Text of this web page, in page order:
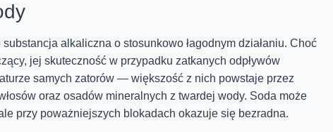
alkaliczna o stosunkowo łagodnym działaniu. Choć
jej skuteczność w przypadku zatkanych odpływów
samych zatorów — większość z nich powstaje przez
oraz osadów mineralnych z twardej wody. Soda może
przy poważniejszych blokadach okazuje się bezradna.